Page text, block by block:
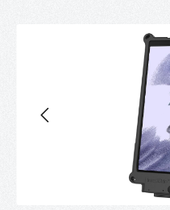
Afbeeldingengalerij overslaan